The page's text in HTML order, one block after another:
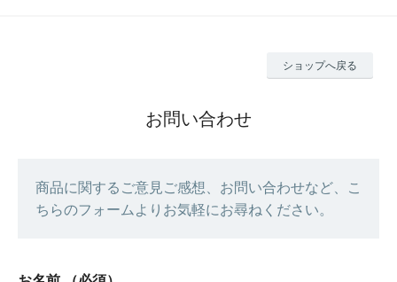
ショップへ戻る
お問い合わせ
商品に関するご意見ご感想、お問い合わせなど、こ
ちらのフォームよりお気軽にお尋ねください。